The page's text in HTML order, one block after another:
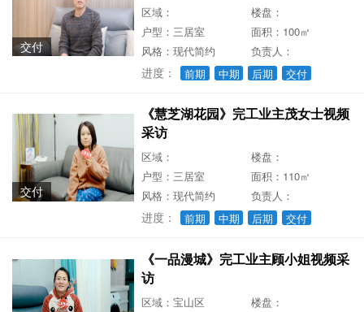
交付
区域：
楼盘：
户型：三居室
面积：100㎡
风格：现代简约
负责人：
进度： 前期 中期 后期 交付
交付
《慧芝湖花园》完工业主茂女士视频
采访
区域：
楼盘：
户型：三居室
面积：110㎡
风格：现代简约
负责人：
进度： 前期 中期 后期 交付
《一品漫城》完工业主顾小姐视频采
访
区域：宝山区
楼盘：